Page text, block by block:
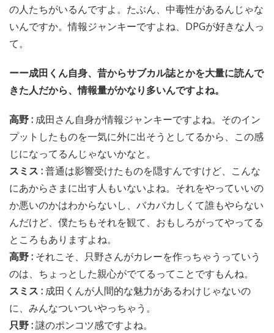
の人たちがいるんですよ。たぶん、中毒性があるんじゃな
いんですか。情報ジャンキーですよね、DPGが好きな人っ
て。
ーー成田くん自身、昔からサブカル誌とかを大量に読んで
きた人だから、情報量がかなり多いんですよね。
高野 : 成田さん自身が情報ジャンキーですよね。そのイン
プットしたものを一気に外に出そうとしてるから、この感
じになってるんじゃないかなと。
スミス :普通は影響受けたものを隠すんですけど、こんな
にあからさまに出す人もいないよね。それをやっていいの
か悪いのかはわからないし、バカバカしくて誰もやらない
んだけど、僕たちもそれを観て、おもしろがってやってる
ところもありますよね。
高野 : それこそ、只野さんがカレーを作っちゃうっていう
のは、ちょっとした親心がでてるってことですもんね。
スミス : 成田くんが人間的な魅力があるわけじゃないの
に、みんなついついやっちゃう。
只野 :謎のポンコツ感ですよね。